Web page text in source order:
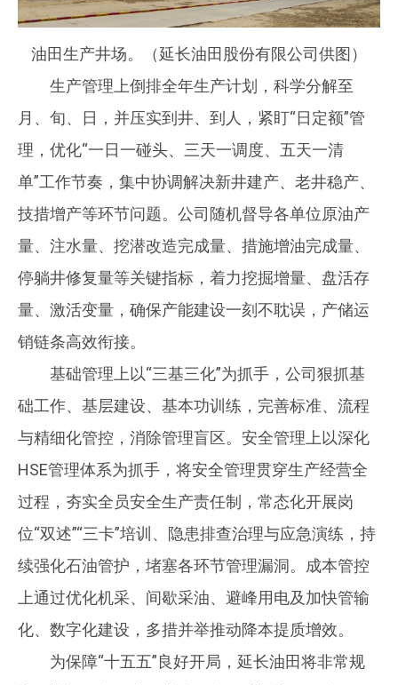
油田生产井场。（延长油田股份有限公司供图）
生产管理上倒排全年生产计划，科学分解至
月、旬、日，并压实到井、到人，紧盯“日定额”管
理，优化“一日一碰头、三天一调度、五天一清
单”工作节奏，集中协调解决新井建产、老井稳产、
技措增产等环节问题。公司随机督导各单位原油产
量、注水量、挖潜改造完成量、措施增油完成量、
停躺井修复量等关键指标，着力挖掘增量、盘活存
量、激活变量，确保产能建设一刻不耽误，产储运
销链条高效衔接。
基础管理上以“三基三化”为抓手，公司狠抓基
础工作、基层建设、基本功训练，完善标准、流程
与精细化管控，消除管理盲区。安全管理上以深化
HSE管理体系为抓手，将安全管理贯穿生产经营全
过程，夯实全员安全生产责任制，常态化开展岗
位“双述”“三卡”培训、隐患排查治理与应急演练，持
续强化石油管护，堵塞各环节管理漏洞。成本管控
上通过优化机采、间歇采油、避峰用电及加快管输
化、数字化建设，多措并举推动降本提质增效。
为保障“十五五”良好开局，延长油田将非常规